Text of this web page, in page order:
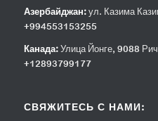
Азербайджан: ул. Казима
+994553153255
Канада:Улица Йонге, 9088
+12893799177
СВЯЖИТЕСЬ С НАМИ: